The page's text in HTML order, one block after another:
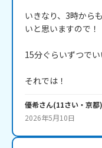
いきなり、3時から
いと思いますので！
15分ぐらいずつでい
それでは！
優希さん(11さい・ 京都)
2026年5月10日